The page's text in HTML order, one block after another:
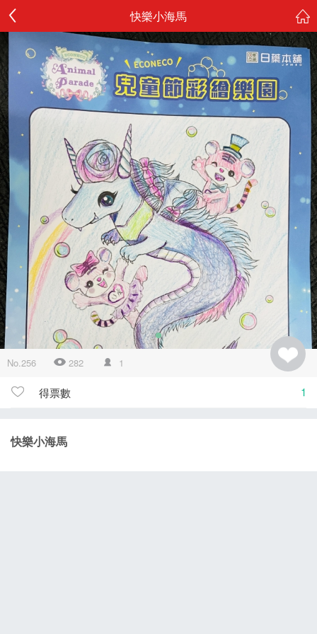
快樂小海馬
No.256 282 1
得票數 1
快樂小海馬